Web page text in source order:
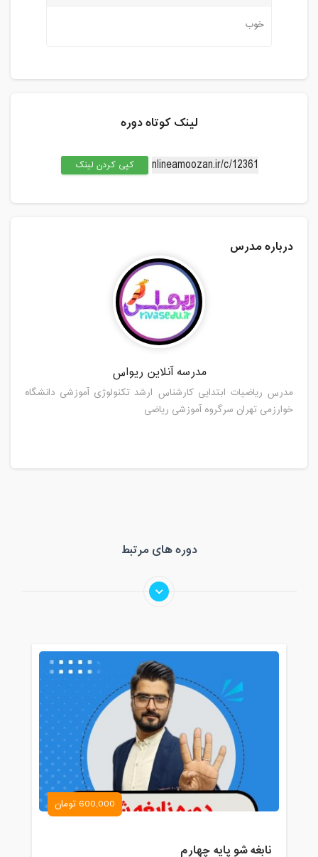
خوب
لینک کوتاه دوره
کپی کردن لینک
درباره مدرس
مدرسه آنلاین ریواس
مدرس ریاضیات ابتدایی کارشناس ارشد تکنولوژی آموزشی دانشگاه
خوارزمی تهران سرگروه آموزشی ریاضی
دوره های مرتبط
600,000 تومان
نابغه شو پایه چهارم